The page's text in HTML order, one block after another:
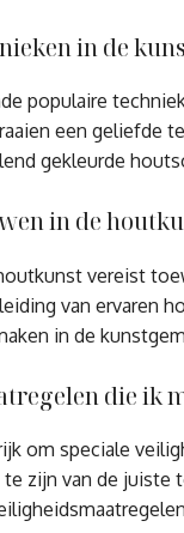
in de
populaire
een geliefde
gekleurde
in de
vereist
van ervaren
in de
die ik
om speciale
zijn van de juiste